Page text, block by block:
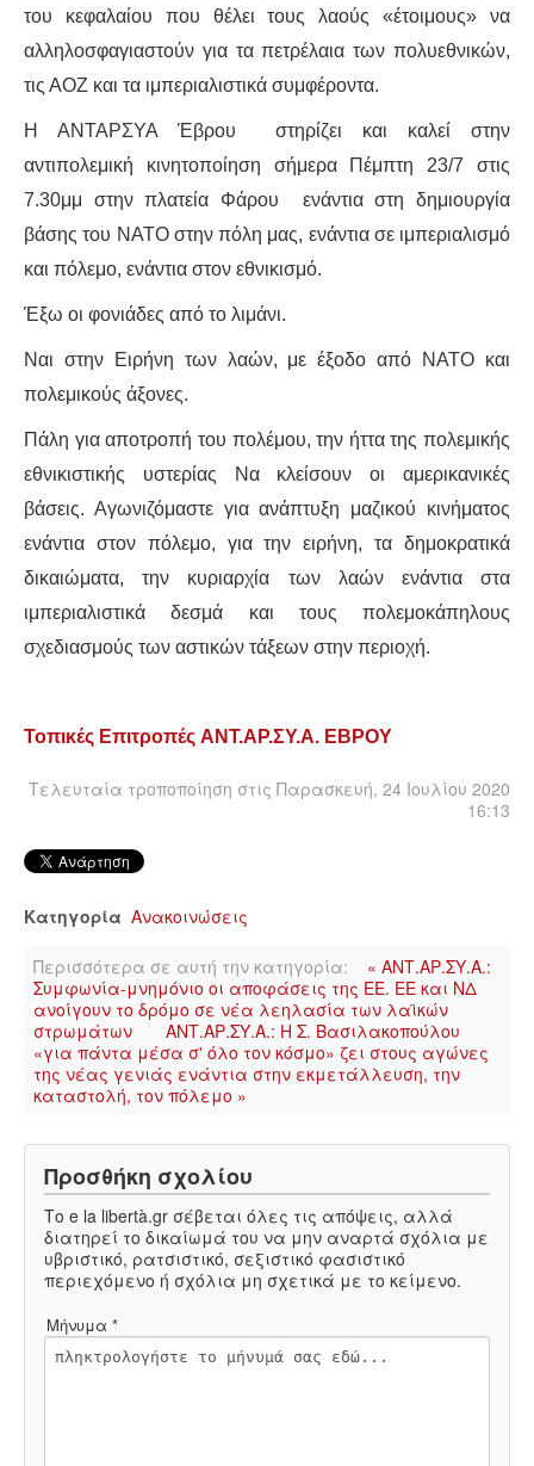
ΑΝΤΙΦΑΣΙΣΤΙΚΌ
ΑΝΤΙΡΑΤΣΙΣΤΙΚΌ
ΓΥΝΑΙΚΕΊΟ
LGBTQIA+
ΠΕΡΙΒΆΛΛΟΝ
ΙΣΤΟΡΊΑ / ΘΕΩΡΊΑ
ΙΣΤΟΡΊΑ
ΘΕΩΡΊΑ
ΠΟΛΙΤΙΣΜΌΣ
ΛΟΓΟΤΕΧΝΊΑ / ΤΈΧΝΗ
του κεφαλαίου που θέλει τους λαούς «έτοιμους» να
αλληλοσφαγιαστούν για τα πετρέλαια των πολυεθνικών,
τις ΑΟΖ και τα ιμπεριαλιστικά συμφέροντα.
Η ΑΝΤΑΡΣΥΑ Έβρου στηρίζει και καλεί στην
αντιπολεμική κινητοποίηση σήμερα Πέμπτη 23/7 στις
7.30μμ στην πλατεία Φάρου ενάντια στη δημιουργία
βάσης του ΝΑΤΟ στην πόλη μας, ενάντια σε ιμπεριαλισμό
και πόλεμο, ενάντια στον εθνικισμό.
Έξω οι φονιάδες από το λιμάνι.
Ναι στην Ειρήνη των λαών, με έξοδο από ΝΑΤΟ και
πολεμικούς άξονες.
Πάλη για αποτροπή του πολέμου, την ήττα της πολεμικής
εθνικιστικής υστερίας Να κλείσουν οι αμερικανικές
βάσεις. Αγωνιζόμαστε για ανάπτυξη μαζικού κινήματος
ενάντια στον πόλεμο, για την ειρήνη, τα δημοκρατικά
δικαιώματα, την κυριαρχία των λαών ενάντια στα
ιμπεριαλιστικά δεσμά και τους πολεμοκάπηλους
σχεδιασμούς των αστικών τάξεων στην περιοχή.
Τοπικές Επιτροπές ΑΝΤ.ΑΡ.ΣΥ.Α. ΕΒΡΟΥ
Τελευταία τροποποίηση στις Παρασκευή, 24 Ιουλίου 2020
16:13
Κατηγορία Ανακοινώσεις
Περισσότερα σε αυτή την κατηγορία:
« ΑΝΤ.ΑΡ.ΣΥ.Α.:
Συμφωνία-μνημόνιο οι αποφάσεις της ΕΕ. ΕΕ και ΝΔ
ανοίγουν το δρόμο σε νέα λεηλασία των λαϊκών
στρωμάτων
ΑΝΤ.ΑΡ.ΣΥ.Α.: Η Σ. Βασιλακοπούλου
«για πάντα μέσα σ' όλο τον κόσμο» ζει στους αγώνες
της νέας γενιάς ενάντια στην εκμετάλλευση, την
καταστολή, τον πόλεμο »
Προσθήκη σχολίου
Το e la libertà.gr σέβεται όλες τις απόψεις, αλλά
διατηρεί το δικαίωμά του να μην αναρτά σχόλια με
υβριστικό, ρατσιστικό, σεξιστικό φασιστικό
περιεχόμενο ή σχόλια μη σχετικά με το κείμενο.
Μήνυμα *